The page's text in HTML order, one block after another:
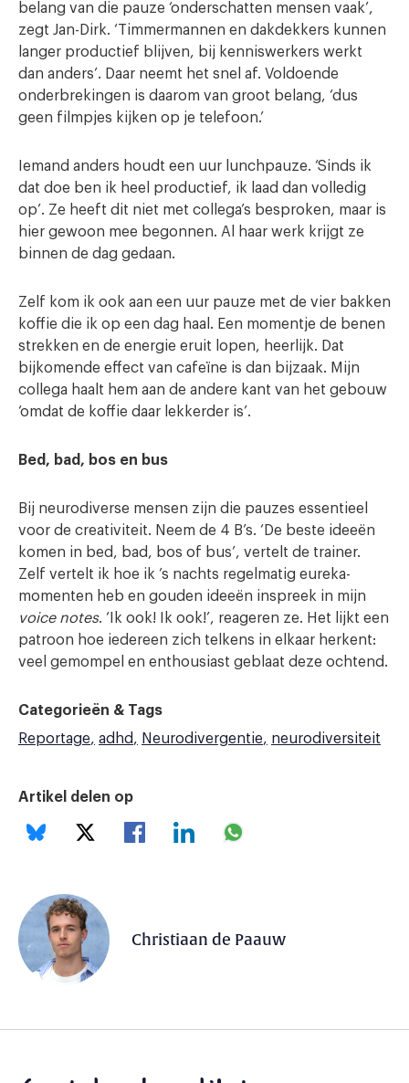
belang van die pauze ‘onderschatten mensen vaak’,
zegt Jan-Dirk. ‘Timmermannen en dakdekkers kunnen
langer productief blijven, bij kenniswerkers werkt
dan anders’. Daar neemt het snel af. Voldoende
onderbrekingen is daarom van groot belang, ‘dus
geen filmpjes kijken op je telefoon.’
Iemand anders houdt een uur lunchpauze. ‘Sinds ik
dat doe ben ik heel productief, ik laad dan volledig
op’. Ze heeft dit niet met collega’s besproken, maar is
hier gewoon mee begonnen. Al haar werk krijgt ze
binnen de dag gedaan.
Zelf kom ik ook aan een uur pauze met de vier bakken
koffie die ik op een dag haal. Een momentje de benen
strekken en de energie eruit lopen, heerlijk. Dat
bijkomende effect van cafeïne is dan bijzaak. Mijn
collega haalt hem aan de andere kant van het gebouw
‘omdat de koffie daar lekkerder is’.
Bed, bad, bos en bus
Bij neurodiverse mensen zijn die pauzes essentieel
voor de creativiteit. Neem de 4 B’s. ‘De beste ideeën
komen in bed, bad, bos of bus’, vertelt de trainer.
Zelf vertelt ik hoe ik ’s nachts regelmatig eureka-
momenten heb en gouden ideeën inspreek in mijn
voice notes. ‘Ik ook! Ik ook!’, reageren ze. Het lijkt een
patroon hoe iedereen zich telkens in elkaar herkent:
veel gemompel en enthousiast geblaat deze ochtend.
Categorieën & Tags
Reportage
adhd Neurodivergentie neurodiversiteit
Artikel delen op
Christiaan de Paauw